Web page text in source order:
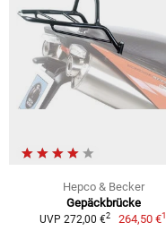
Hepco & Becker
Gepäckbrücke
UVP 272,00 €2 264,50 €1